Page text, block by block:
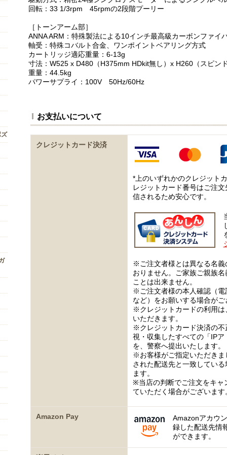
回転：33 1/3rpm 45rpmの2段階プーリー
［トーンアーム部］
ANNA ARM：特殊製法による10インチ最高級カーボンファイ
軸受：特殊コバルト合金、ワンポイントベアリング方式
カートリッジ適応重量：6-13g
寸法：W525 x D480（H375mm HDkit無し）x H260（スピン
重量：44.5kg
パワーサプライ：100V 50Hz/60Hz
お支払いについて
クレジットカード決済
*上のいずれかのクレジット
レジットカード番号はご注
信されるため安心です。
※ご注文者様とは異なる名義
おりません。ご家族ご親族
ことは出来ません。
※ご注文者様の本人確認（電
など）をお願いする場合がご
※クレジットカードの利用は
いただきます。
※クレジットカード決済の
視・収集したすべての「IP
を、警察へ提出いたします。
※お客様がご指定いただきま
された配送先と一致してい
ます。
※当店の判断でご注文をキャ
ていただく場合がございます
Amazon Pay
Amazonアカウ
録した配送先情
ができます。